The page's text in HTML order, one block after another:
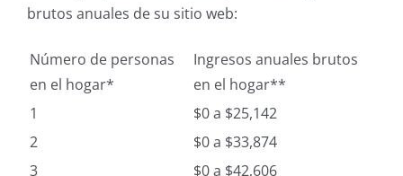
brutos anuales de su sitio web:
Número de personas
en el hogar*
Ingresos anuales brutos
en el hogar**
1
$0 a $25,142
2
$0 a $33,874
3
$0 a $42,606